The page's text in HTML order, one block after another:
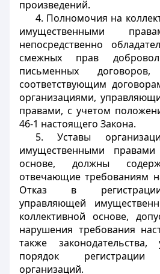
произведений.
4. Полномочия на
имущественными
непосредственно
смежных прав
письменных
соответствующим
организациями,
правами, с учетом
46-1 настоящего Закона.
5. Уставы
имущественными правами
основе, должны
отвечающие требованиям
Отказ в
управляющей
коллективной основе,
нарушения требования
также законодательства,
порядок регистрации
организаций.